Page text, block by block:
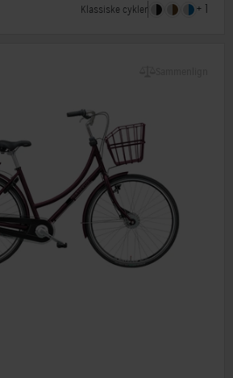
Mekanisk fælgbremse
Klassiske cykler + 1